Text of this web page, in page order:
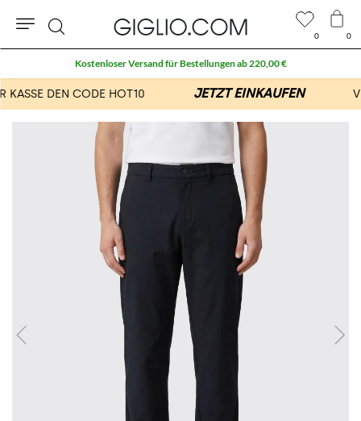
0 0
Suche
Kostenloser Versand für Bestellungen ab 220,00 €